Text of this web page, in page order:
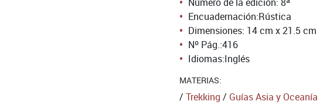
Encuadernación:Rústica
Dimensiones: 14 cm x 21.5 cm
Nº Pág.:416
Idiomas:Inglés
MATERIAS:
/ Trekking / Guías Asia y Oceanía